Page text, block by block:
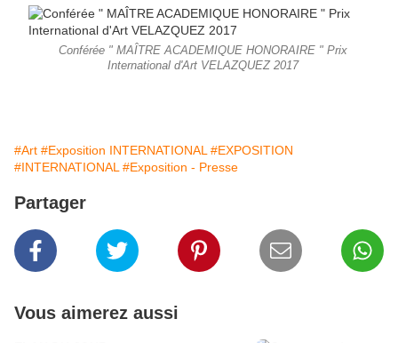
Conférée " MAÎTRE ACADEMIQUE HONORAIRE " Prix
International d'Art VELAZQUEZ 2017
#Art #Exposition INTERNATIONAL #EXPOSITION
#INTERNATIONAL #Exposition - Presse
Partager
Vous aimerez aussi